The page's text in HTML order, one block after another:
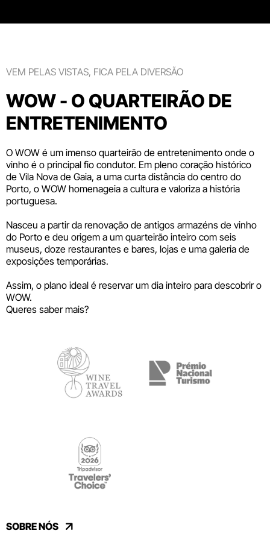
VEM PELAS VISTAS, FICA PELA DIVERSÃO
WOW - O QUARTEIRÃO DE
ENTRETENIMENTO
O WOW é um imenso quarteirão de entretenimento onde o
vinho é o principal fio condutor. Em pleno coração histórico
de Vila Nova de Gaia, a uma curta distância do centro do
Porto, o WOW homenageia a cultura e valoriza a história
portuguesa.
Nasceu a partir da renovação de antigos armazéns de vinho
do Porto e deu origem a um quarteirão inteiro com seis
museus, doze restaurantes e bares, lojas e uma galeria de
exposições temporárias.
Assim, o plano ideal é reservar um dia inteiro para descobrir o
WOW.
Queres saber mais?
SOBRE NÓS